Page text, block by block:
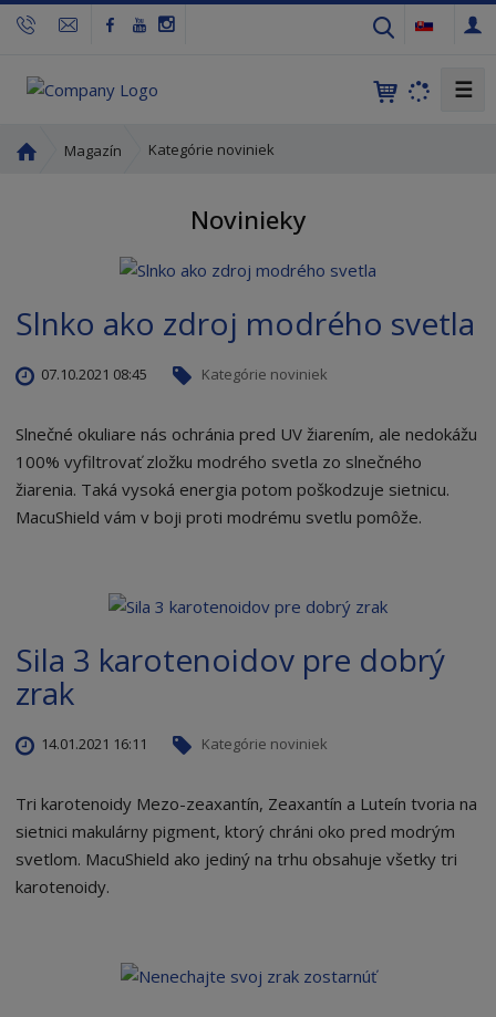
☰
t
a
Magazín Kategórie noviniek
Novinieky
Slnko ako zdroj modrého svetla
07.10.2021 08:45 Kategórie noviniek
Slnečné okuliare nás ochránia pred UV žiarením, ale nedokážu
100% vyfiltrovať zložku modrého svetla zo slnečného
žiarenia. Taká vysoká energia potom poškodzuje sietnicu.
MacuShield vám v boji proti modrému svetlu pomôže.
Sila 3 karotenoidov pre dobrý
zrak
14.01.2021 16:11 Kategórie noviniek
Tri karotenoidy Mezo-zeaxantín, Zeaxantín a Luteín tvoria na
sietnici makulárny pigment, ktorý chráni oko pred modrým
svetlom. MacuShield ako jediný na trhu obsahuje všetky tri
karotenoidy.